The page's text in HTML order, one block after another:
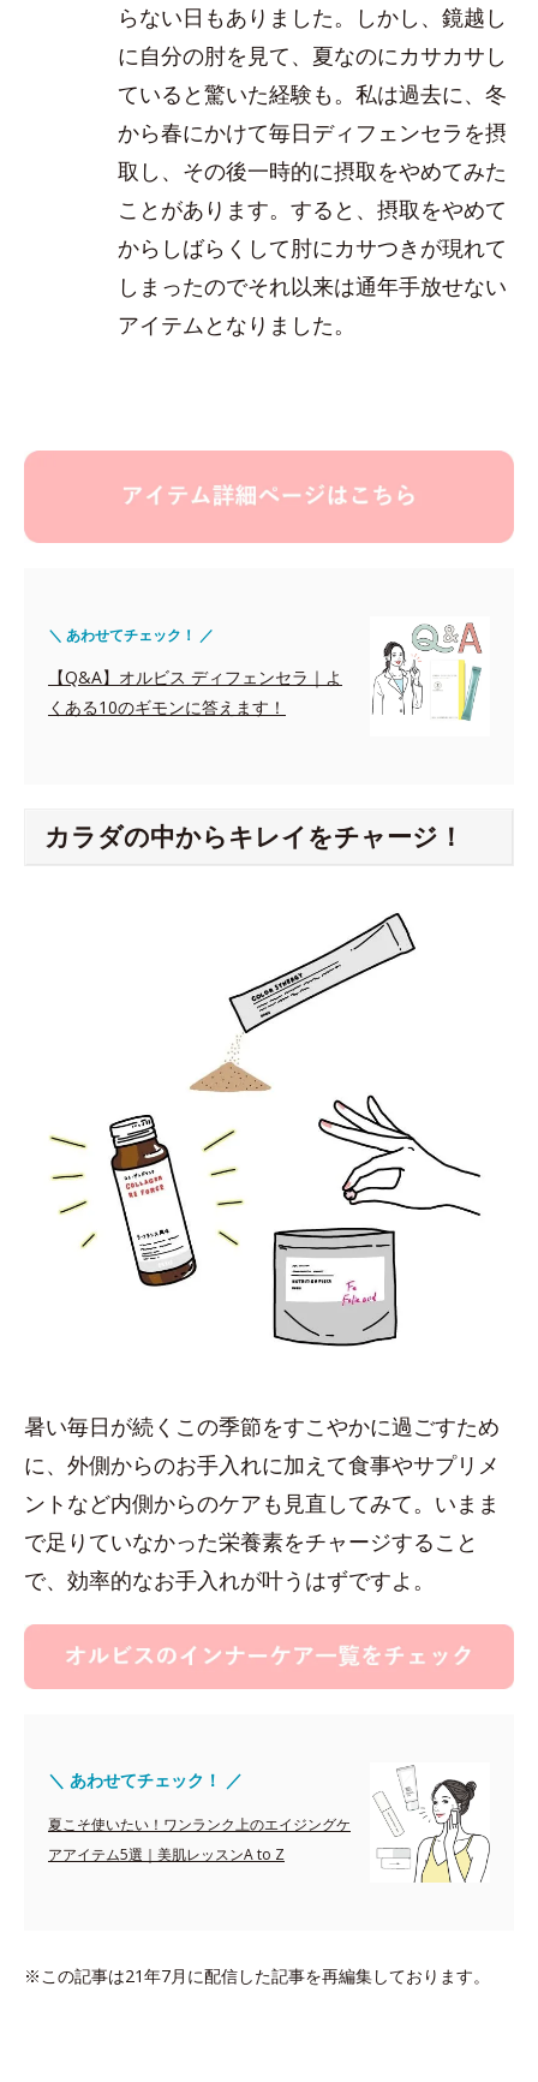
らない日もありました。しかし、鏡越し
に自分の肘を見て、夏なのにカサカサし
ていると驚いた経験も。私は過去に、冬
から春にかけて毎日ディフェンセラを摂
取し、その後一時的に摂取をやめてみた
ことがあります。すると、摂取をやめて
からしばらくして肘にカサつきが現れて
しまったのでそれ以来は通年手放せない
アイテムとなりました。
＼ あわせてチェック！ ／
【Q&A】オルビス ディフェンセラ｜よ
くある10のギモンに答えます！
カラダの中からキレイをチャージ！
暑い毎日が続くこの季節をすこやかに過ごすため
に、外側からのお手入れに加えて食事やサプリメ
ントなど内側からのケアも見直してみて。いまま
で足りていなかった栄養素をチャージすること
で、効率的なお手入れが叶うはずですよ。
＼ あわせてチェック！ ／
夏こそ使いたい！ワンランク上のエイジングケ
アアイテム5選｜美肌レッスンA to Z
※この記事は21年7月に配信した記事を再編集しております。